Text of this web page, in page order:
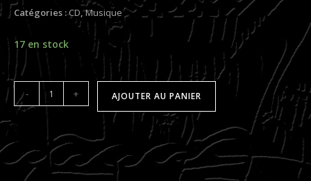
Catégories :CD,Musique
17 en stock
quantité
de
Towards
Beyond
CD
- + AJOUTER AU PANIER